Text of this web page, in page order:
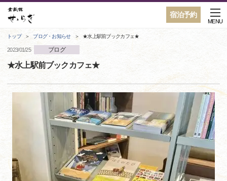
宿泊予約
MENU
トップ ブログ・お知らせ ★水上駅前ブックカフェ★
2023/01/25 ブログ
★水上駅前ブックカフェ★